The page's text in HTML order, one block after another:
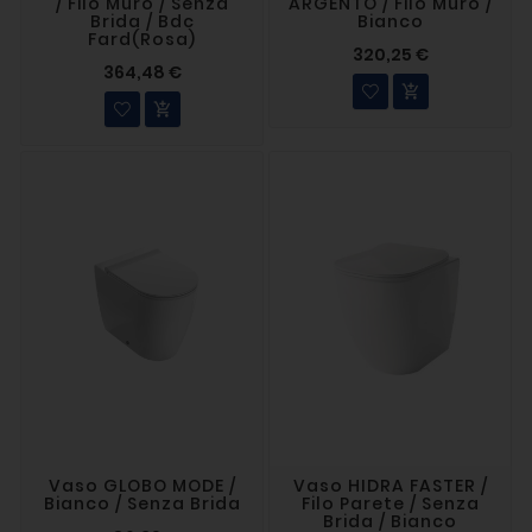
Brida / Bdc
Fard(rosa)
364,48 €

Bianco
320,25 €

Vaso GLOBO MODE /
Bianco / Senza Brida
Vaso HIDRA FASTER /
Filo Parete / Senza
Brida / Bianco